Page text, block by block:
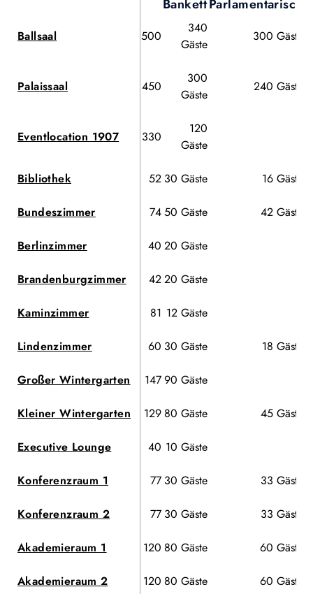
BankettParlamentarisch
Ballsaal 500
340
Gäste
300 Gäste
Palaissaal 450
300
Gäste
240 Gäste
Eventlocation 1907 330
120
Gäste
Bibliothek 52 30 Gäste 16 Gäste
Bundeszimmer 7450 Gäste 42 Gäste
Berlinzimmer 40 20 Gäste
Brandenburgzimmer 4220 Gäste
Kaminzimmer 81 12 Gäste
Lindenzimmer 60 30 Gäste 18 Gäste
Großer Wintergarten 14790 Gäste
Kleiner Wintergarten 129 80 Gäste 45 Gäste
Executive Lounge 40 10 Gäste
Konferenzraum 1 77 30 Gäste 33 Gäste
Konferenzraum 2 77 30 Gäste 33 Gäste
Akademieraum 1 120 80 Gäste 60 Gäste
Akademieraum 2 120 80 Gäste 60 Gäste